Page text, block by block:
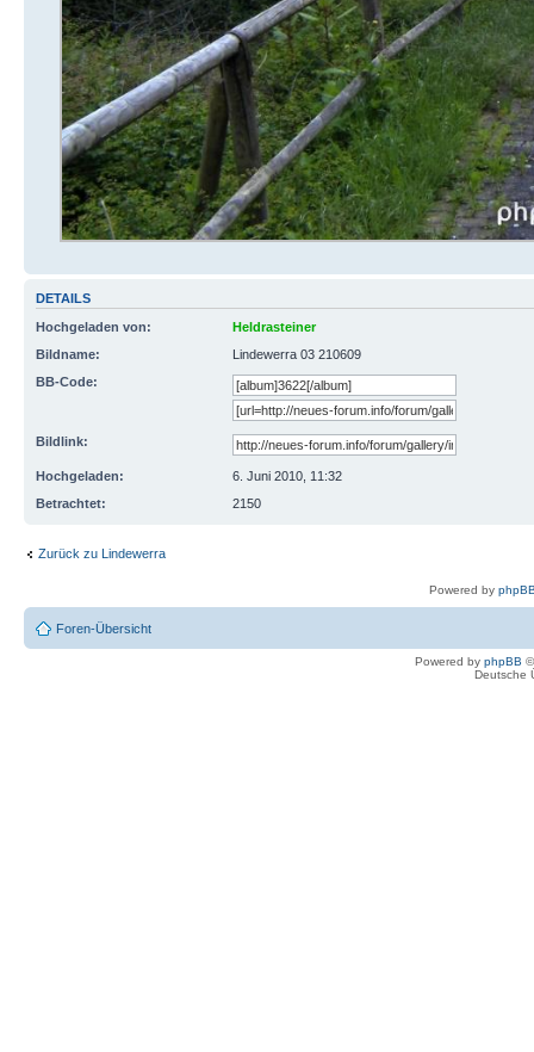
DETAILS
Hochgeladen von:
Heldrasteiner
Bildname:
Lindewerra 03 210609
BB-Code:
Bildlink:
Hochgeladen:
6. Juni 2010, 11:32
Betrachtet:
2150
Zurück zu Lindewerra
Powered by
Foren-Übersicht
Powered by phpBB
Deutsche